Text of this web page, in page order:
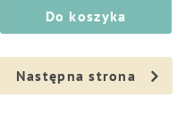
Do koszyka
Następna strona